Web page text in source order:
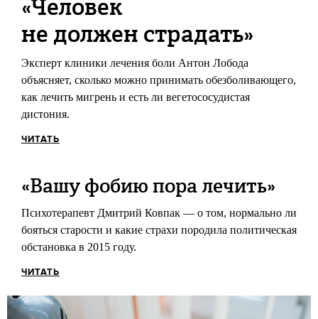
«Человек
не должен страдать»
Эксперт клиники лечения боли Антон Лобода
объясняет, сколько можно принимать обезболивающего,
как лечить мигрень и есть ли вегетососудистая
дистония.
ЧИТАТЬ
«Вашу фобию пора лечить»
Психотерапевт Дмитрий Ковпак — о том, нормально ли
бояться старости и какие страхи породила политическая
обстановка в 2015 году.
ЧИТАТЬ